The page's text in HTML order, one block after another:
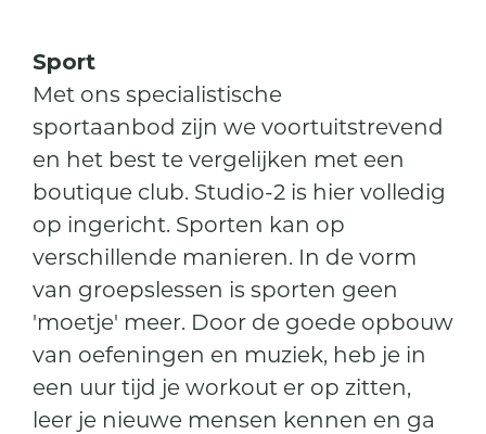
Sport
Met ons specialistische
sportaanbod zijn we voortuitstrevend
en het best te vergelijken met een
boutique club. Studio-2 is hier volledig
op ingericht. Sporten kan op
verschillende manieren. In de vorm
van groepslessen is sporten geen
'moetje' meer. Door de goede opbouw
van oefeningen en muziek, heb je in
een uur tijd je workout er op zitten,
leer je nieuwe mensen kennen en ga